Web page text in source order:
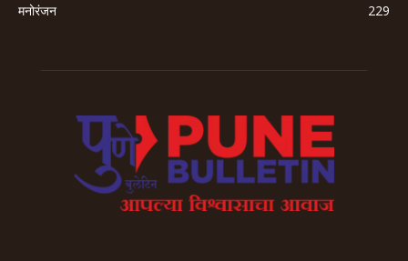
मनोरंजन
229